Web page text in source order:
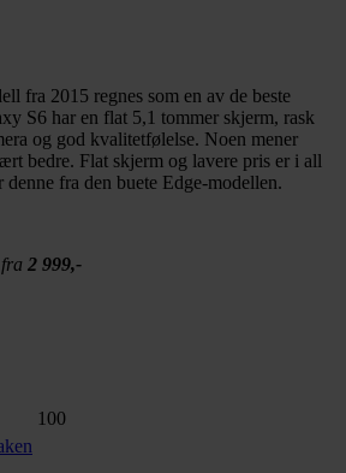
fra 2015 regnes som en av de beste
S6 har en flat 5,1 tommer skjerm, rask
og god kvalitetfølelse. Noen mener
bedre. Flat skjerm og lavere pris er i all
denne fra den buete Edge-modellen.
2 999,-
100